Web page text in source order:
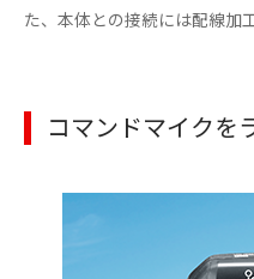
た、本体との接続には配線加
コマンドマイクを